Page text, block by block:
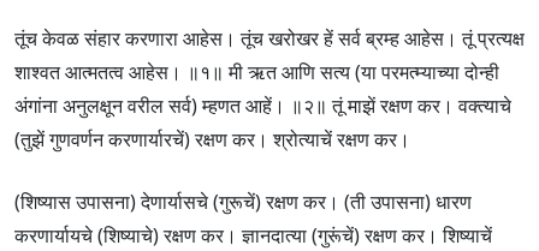
तूंच केवळ संहार करणारा आहेस। तूंच खरोखर हें सर्व ब्रम्ह आहेस। तूं प्रत्यक्ष
शाश्वत आत्मतत्व आहेस। ॥१॥ मी ऋत आणि सत्य (या परमत्म्याच्या दोन्ही
अंगांना अनुलक्षून वरील सर्व) म्हणत आहें। ॥२॥ तूं माझें रक्षण कर। वक्त्याचे
(तुझें गुणवर्णन करणार्यारचें) रक्षण कर। श्रोत्याचें रक्षण कर।
(शिष्यास उपासना) देणार्यासचे (गुरूचें) रक्षण कर। (ती उपासना) धारण
करणार्यायचे (शिष्याचे) रक्षण कर। ज्ञानदात्या (गुरूंचें) रक्षण कर। शिष्याचें